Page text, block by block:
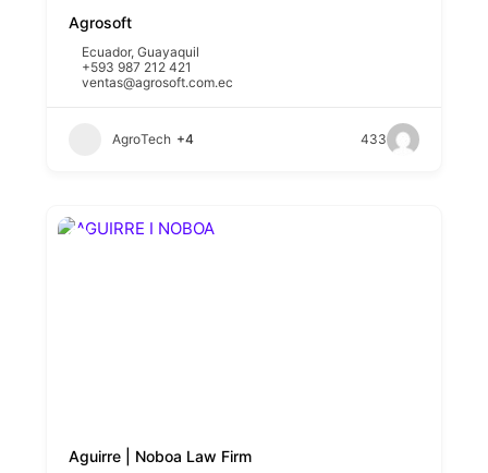
Agrosoft
Ecuador,Guayaquil
+593 987 212 421
ventas@agrosoft.com.ec
AgroTech +4 433
Aguirre | Noboa Law Firm